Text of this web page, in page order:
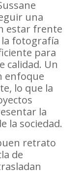
una
estar frente
la fotografía
para
calidad. Un
enfoque
lo que la
la
la sociedad.
retrato
de